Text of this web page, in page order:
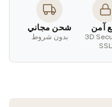
شحن مجاني
بدون شروط
آمن
3D
SSL